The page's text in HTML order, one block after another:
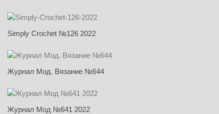
Simply Crochet №126 2022
Журнал Мод. Вязание №644
Журнал Мод №641 2022